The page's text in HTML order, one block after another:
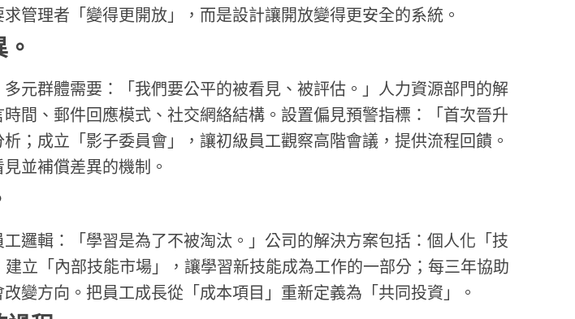
管理者「變得更開放」，而是設計讓開放變得更安全的系統。
。
元群體需要：「我們要公平的被看見、被評估。」人力資源部門的解
間、郵件回應模式、社交網絡結構。設置偏見預警指標：「首次晉升
；成立「影子委員會」，讓初級員工觀察高階會議，提供流程回饋。
並補償差異的機制。
邏輯：「學習是為了不被淘汰。」公司的解決方案包括：個人化「技
立「內部技能市場」，讓學習新技能成為工作的一部分；每三年協助
變方向。把員工成長從「成本項目」重新定義為「共同投資」。